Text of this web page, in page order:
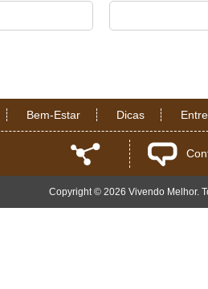
Bem-Estar Dicas
Copyright © 2026 Vivendo Melhor.